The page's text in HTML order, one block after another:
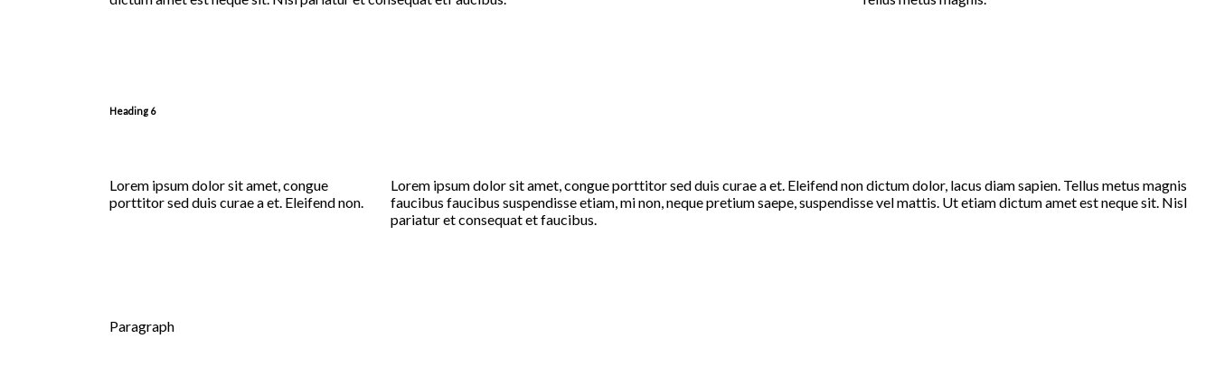
Heading 6
Lorem ipsum dolor sit amet, congue
porttitor sed duis curae a et. Eleifend non.
Lorem ipsum dolor sit amet, congue porttitor sed duis curae a et. Eleifend non dictum dolor, lacus diam sapien. Tellus metus magnis
faucibus faucibus suspendisse etiam, mi non, neque pretium saepe, suspendisse vel mattis. Ut etiam dictum amet est neque sit. Nisl
pariatur et consequat et faucibus.
Paragraph